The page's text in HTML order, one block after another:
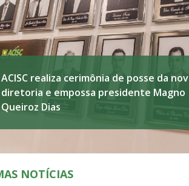
ACISC marca presença no EPE 2026 da
Federaminas
ACISC marca presença no 27º Congresso
da Federaminas e reforça compromisso
com o desenvolvimento empresarial
NOTÍCIAS